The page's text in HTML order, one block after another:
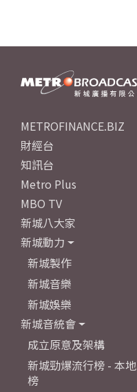
METROFINANCE.BIZ
財經台
知訊台
Metro Plus
MBO TV
新城八大家
新城動力
新城製作
新城音樂
新城娛樂
新城音統會
成立原意及架構
新城勁爆流行榜 - 本地
榜